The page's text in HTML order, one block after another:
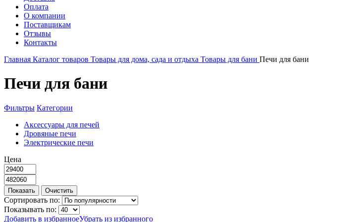
Оплата
О компании
Поставщикам
Отзывы
Контакты
Главная Каталог товаров Товары для дома, сада и отдыха Товары для бани Печи для бани
Печи для бани
Фильтры Категории
Аксессуары для печей
Дровяные печи
Электрические печи
Цена
Сортировать по:
Показывать по:
Добавить в избранноеУбрать из избранного